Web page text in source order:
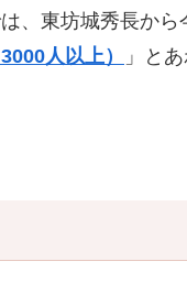
、東坊城秀長か
人以上） 」と